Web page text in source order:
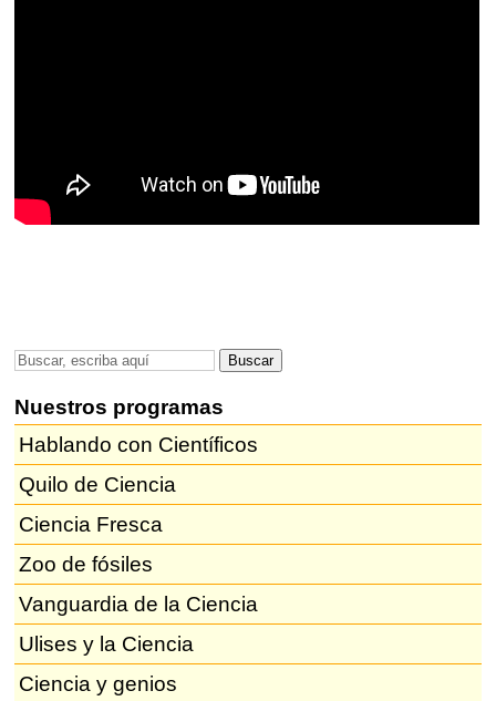
Nuestros programas
Hablando con Científicos
Quilo de Ciencia
Ciencia Fresca
Zoo de fósiles
Vanguardia de la Ciencia
Ulises y la Ciencia
Ciencia y genios